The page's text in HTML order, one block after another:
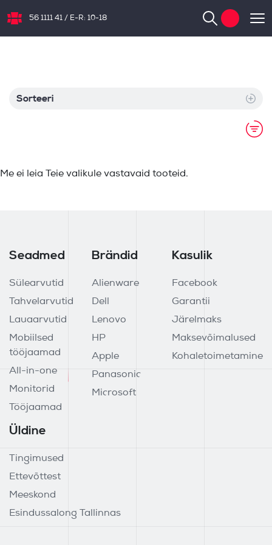
NB.ee
56 1111 41 / E-R: 10-18
Sorteeri
Me ei leia Teie valikule vastavaid tooteid.
Seadmed
Sülearvutid
Tahvelarvutid
Lauaarvutid
Mobiilsed
tööjaamad
All-in-one
Monitorid
Tööjaamad
Brändid
Alienware
Dell
Lenovo
HP
Apple
Panasonic
Microsoft
Kasulik
Facebook
Garantii
Järelmaks
Maksevõimalused
Kohaletoimetamine
Üldine
Tingimused
Ettevõttest
Meeskond
Esindussalong Tallinnas